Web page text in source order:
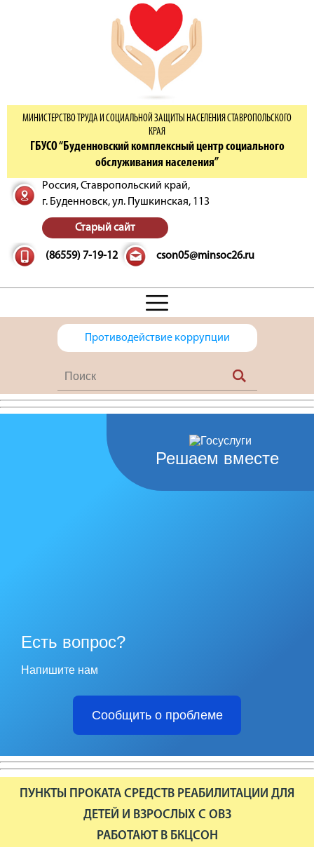
МИНИСТЕРСТВО ТРУДА И СОЦИАЛЬНОЙ ЗАЩИТЫ НАСЕЛЕНИЯ СТАВРОПОЛЬСКОГО
КРАЯ
ГБУСО “Буденновский комплексный центр социального
обслуживания населения”
Россия, Ставропольский край,
г. Буденновск,ул. Пушкинская, 113
Старый сайт
(86559) 7-19-12 cson05@minsoc26.ru
Противодействие коррупции
Решаем вместе
Есть вопрос?
Напишите нам
Сообщить о проблеме
ПУНКТЫ ПРОКАТА СРЕДСТВ РЕАБИЛИТАЦИИ ДЛЯ
ДЕТЕЙ И ВЗРОСЛЫХ С ОВЗ
РАБОТАЮТ В БКЦСОН